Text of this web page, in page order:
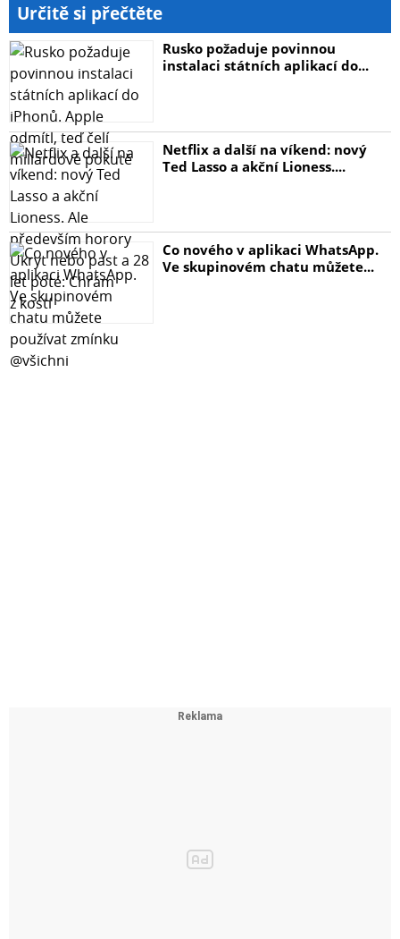
Určitě si přečtěte
Rusko požaduje povinnou
instalaci státních aplikací do...
Netflix a další na víkend: nový
Ted Lasso a akční Lioness....
Co nového v aplikaci WhatsApp.
Ve skupinovém chatu můžete...